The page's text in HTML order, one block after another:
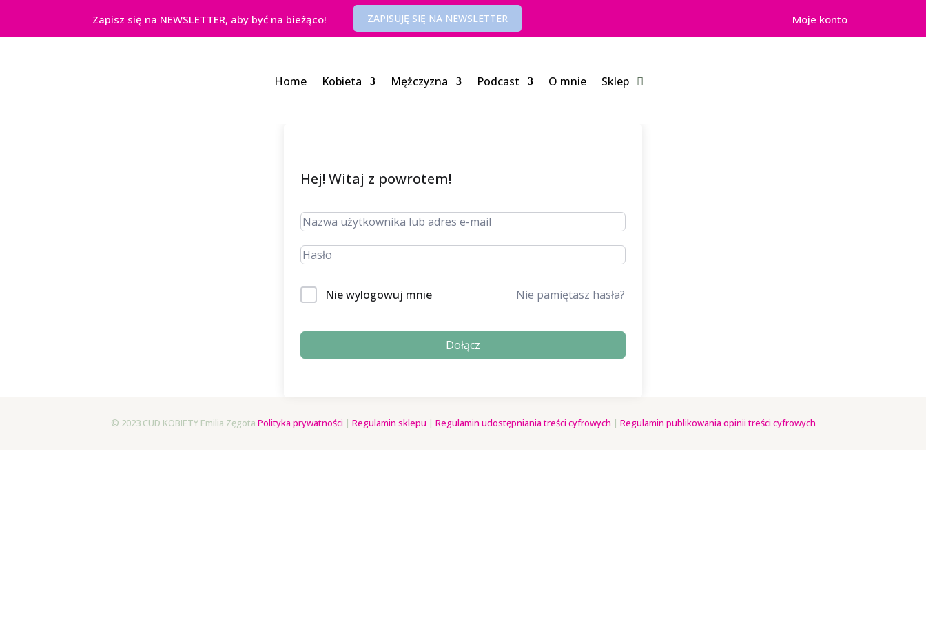
Zapisz się na NEWSLETTER, aby być na bieżąco! ZAPISUJĘ SIĘ NA NEWSLETTER Moje konto
Home Kobieta Mężczyzna Podcast O mnie Sklep
Hej! Witaj z powrotem!
Nie wylogowuj mnie Nie pamiętasz hasła?
Dołącz
© 2023 CUD KOBIETY Emilia Zęgota Polityka prywatności | Regulamin sklepu | Regulamin udostępniania treści cyfrowych | Regulamin publikowania opinii treści cyfrowych